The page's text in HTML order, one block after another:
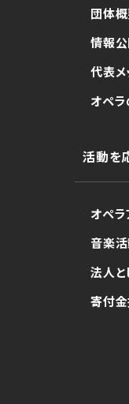
団体
情報
代表メ
オペ
活動を
オペ
音楽活
法人と
寄付